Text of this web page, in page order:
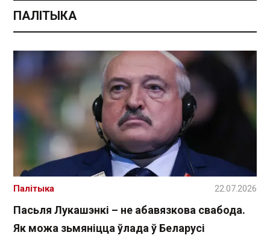
ПАЛІТЫКА
Пасьля Лукашэнкі – не абавязкова свабода.
Як можа зьмяніцца ўлада ў Беларусі
Палітыка 22.07.2026